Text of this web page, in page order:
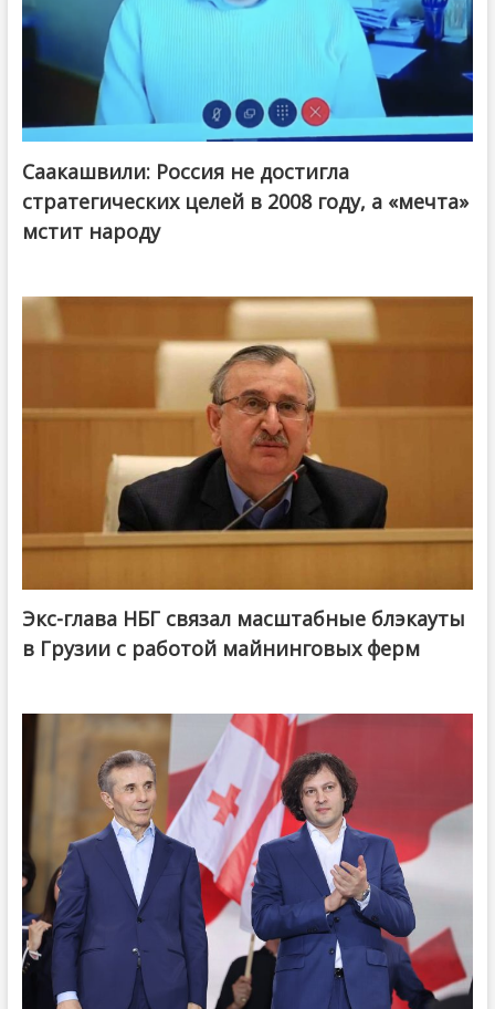
Саакашвили: Россия не достигла
стратегических целей в 2008 году, а «мечта»
мстит народу
Экс-глава НБГ связал масштабные блэкауты
в Грузии с работой майнинговых ферм